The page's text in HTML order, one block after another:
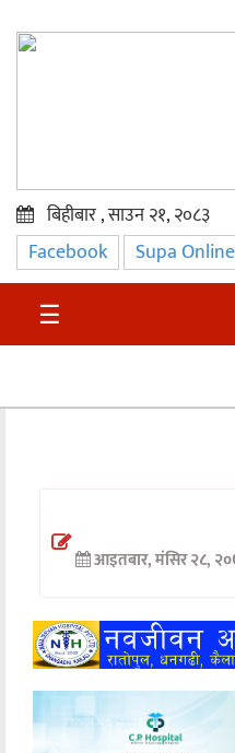
प्रमुख
समाचार
सुदुर
अन्तर्वार्ता
खेलकुद
मनोरञ्जन
अन्य
बिहीबार , साउन २१, २०८३
Facebook Supa
☰
आइतबार, मंसिर २८,